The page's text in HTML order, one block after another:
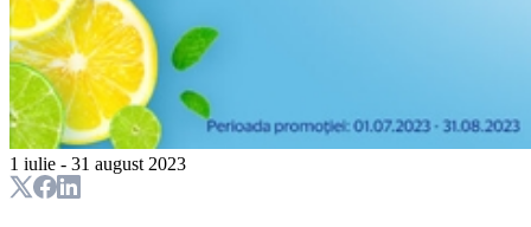
1 iulie - 31 august 2023